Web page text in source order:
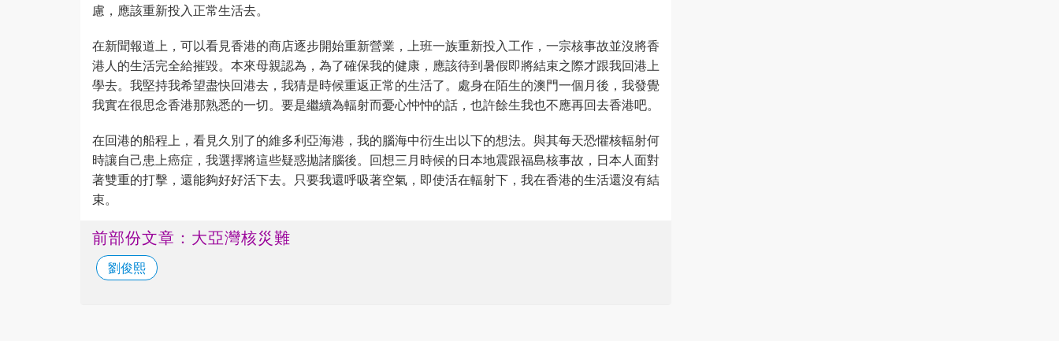
慮，應該重新投入正常生活去。
在新聞報道上，可以看見香港的商店逐步開始重新營業，上班一族重新投入工作，一宗核事故並沒將香
港人的生活完全給摧毀。本來母親認為，為了確保我的健康，應該待到暑假即將結束之際才跟我回港上
學去。我堅持我希望盡快回港去，我猜是時候重返正常的生活了。處身在陌生的澳門一個月後，我發覺
我實在很思念香港那熟悉的一切。要是繼續為輻射而憂心忡忡的話，也許餘生我也不應再回去香港吧。
在回港的船程上，看見久別了的維多利亞海港，我的腦海中衍生出以下的想法。與其每天恐懼核輻射何
時讓自己患上癌症，我選擇將這些疑惑拋諸腦後。回想三月時候的日本地震跟福島核事故，日本人面對
著雙重的打擊，還能夠好好活下去。只要我還呼吸著空氣，即使活在輻射下，我在香港的生活還沒有結
束。
前部份文章：大亞灣核災難
劉俊熙